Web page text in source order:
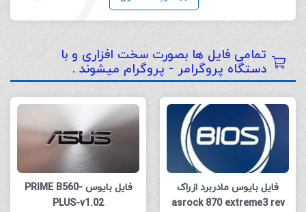
تمامی فایل ها بصورت سخت افزاری و با
دستگاه پروگرامر - پروگرام میشوند .
فایل بایوس مادربرد ازراک
asrock 870 extreme3 rev
فایل بایوس PRIME B560-
PLUS-v1.02